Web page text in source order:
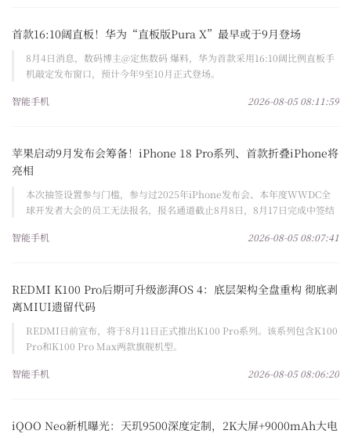
首款16:10阔直板！华为“直板版Pura X”最早或于9月登场
8月4日消息，数码博主@定焦数码 爆料，华为首款采用16:10阔比例直板手
机敲定发布窗口，预计今年9至10月正式登场。
智能手机 2026-08-05 08:11:59
苹果启动9月发布会筹备！iPhone 18 Pro系列、首款折叠iPhone将
亮相
本次抽签设置参与门槛，参与过2025年iPhone发布会、本年度WWDC全
球开发者大会的员工无法报名，报名通道截止8月8日，8月17日完成中签结
智能手机
2026-08-05 08:07:41
REDMI K100 Pro后期可升级澎湃OS 4：底层架构全盘重构 彻底剥
离MIUI遗留代码
REDMI日前宣布，将于8月11日正式推出K100 Pro系列。该系列包含K100
Pro和K100 Pro Max两款旗舰机型。
智能手机 2026-08-05 08:06:20
iQOO Neo新机曝光：天玑9500深度定制，2K大屏+9000mAh大电